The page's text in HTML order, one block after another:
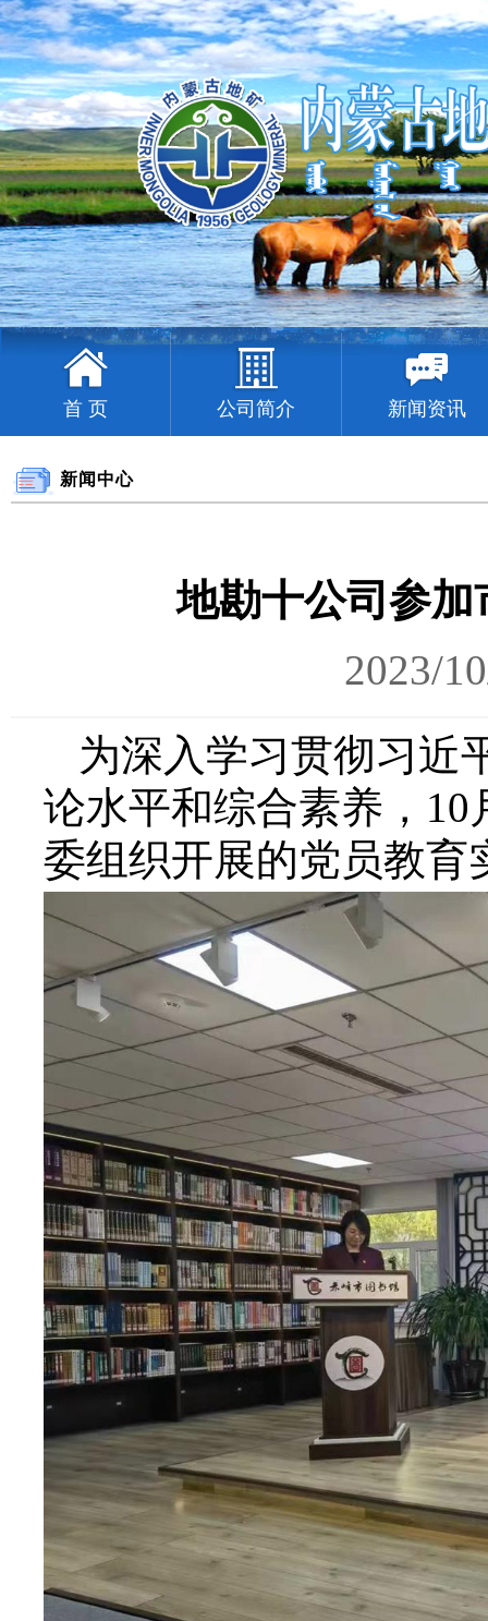
首 页 公司简介 新闻资讯
新闻中心
地勘十公司参
2023/
为深入学习贯彻习近
论水平和综合素养，
委组织开展的党员教育